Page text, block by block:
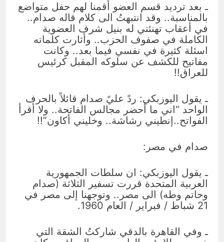
ـ بعد ترديد قسم العضو أقمنا لهم حفل متواضع
بالمناسبة.. وقد انتبهتُ الى كلام قاله صدام..
في أعقاب تهنئتي له بنيل شرف العضوية
الكاملة في صفوف الحزب.. وأثارت كلماته
اسئلة كثيرة في نفسي فيما بعد.. وكانت
مفاتيح للكشف عن سلوكه المقبل كرئيس
للعراق!!
ـ يقول اليوزبكي: ردً عليً صدام قائلاً بالحرف
الواحد “اني ما أحضر مجالس الفاتحة.. ولا أقرأ
الفواتح..إنطيني رشاشة.. وخليني أكاون”!!
صدام في مصر:
ـ يقول اليوزبكي: ان سلطات الجمهورية
العربية المتحدة قررت تسفير الثلاثة (صدام
وحاتم وطه) الى مصر.. وتوجهنا إلى مصر في
21 شباط / فبراير / العام 1960.
ـ وفي القاهرة بالدقي شاركتُ الشقة التي